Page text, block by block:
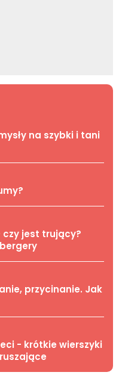
na szybki i tani
czy jest trujący?
przycinanie. Jak
- krótkie wierszyki